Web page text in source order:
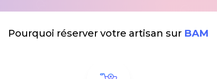
Pourquoi réserver votre artisan sur BAM